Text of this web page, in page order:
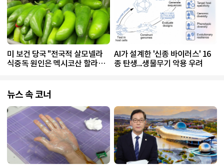
미 보건 당국 "전국적 살모넬라
식중독 원인은 멕시코산 할라피
AI가 설계한 '신종 바이러스' 16
종 탄생...생물무기 악용 우려
뉴스 속 코너